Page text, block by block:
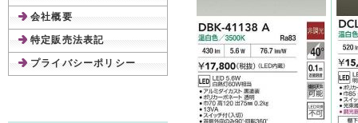
会社概要
特定販売法表記
プライバシーポリシー